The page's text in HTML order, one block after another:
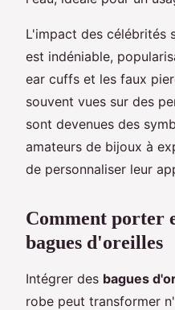
L'impact des célébrités
est indéniable,
ear cuffs et les faux
souvent vues sur des
sont devenues des
amateurs de bijoux à
de personnaliser leur
Comment porter
bagues d'oreilles
Intégrer des bagues
robe peut transformer